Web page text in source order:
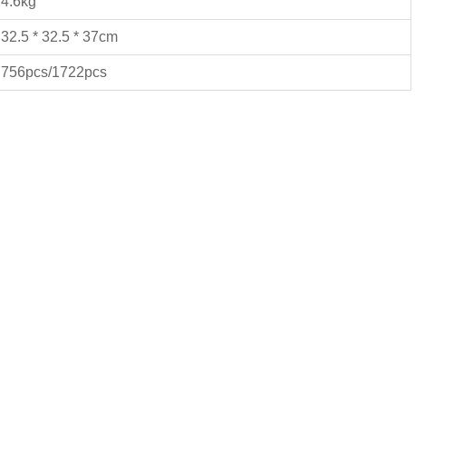
32.5 * 32.5 * 37cm
756pcs/1722pcs